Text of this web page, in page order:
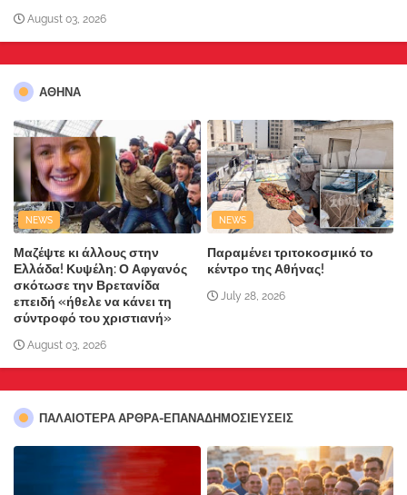
August 03, 2026
ΑΘΗΝΑ
NEWS
Μαζέψτε κι άλλους στην
Ελλάδα! Κυψέλη: Ο Αφγανός
σκότωσε την Βρετανίδα
επειδή «ήθελε να κάνει τη
σύντροφό του χριστιανή»
August 03, 2026
NEWS
Παραμένει τριτοκοσμικό το
κέντρο της Αθήνας!
July 28, 2026
ΠΑΛΑΙΟΤΕΡΑ ΑΡΘΡΑ-ΕΠΑΝΑΔΗΜΟΣΙΕΥΣΕΙΣ